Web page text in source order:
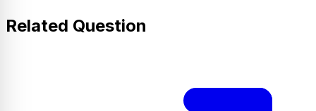
Related Question